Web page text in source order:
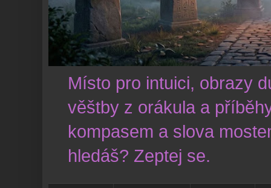
Místo pro intuici, obrazy
věštby z orákula a
kompasem a slova
hledáš? Zeptej se.